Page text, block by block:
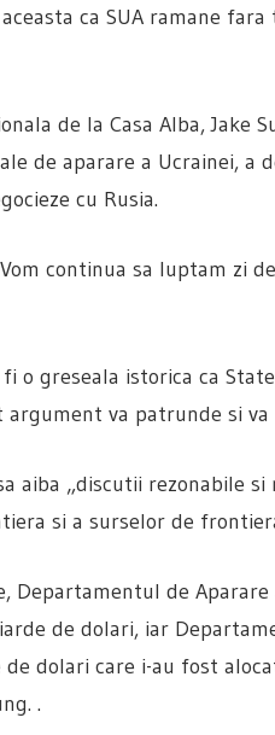
ca SUA ramane
de la Casa Alba, Jake
de aparare a Ucrainei, a
cu Rusia.
continua sa luptam zi
o greseala istorica ca
va patrunde si
aiba „discutii rezonabile
si a surselor de
Departamentul de
de dolari, iar
dolari care i-au fost
.